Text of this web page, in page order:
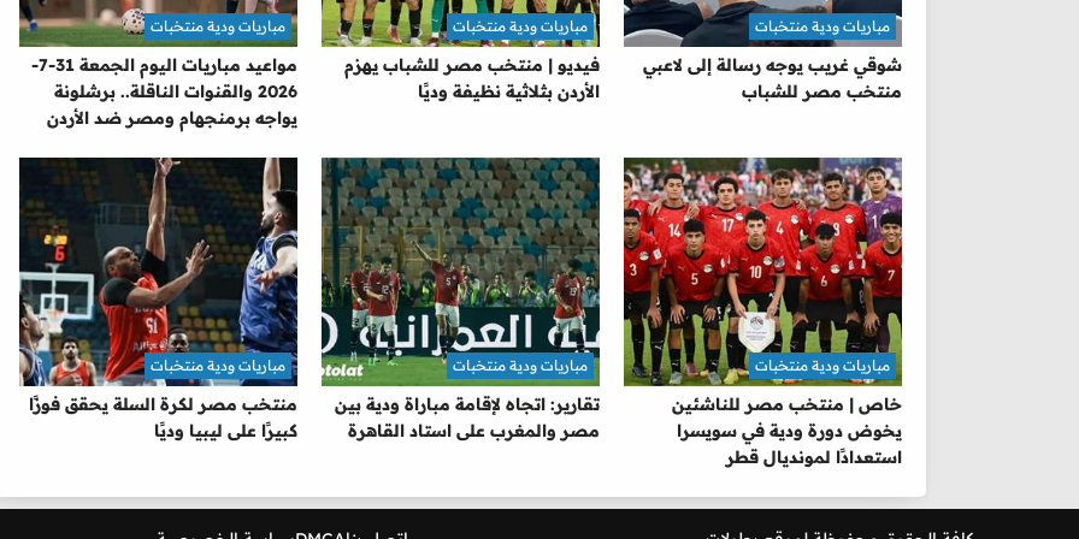
شوقي غريب يوجه رسالة إلى لاعبي
منتخب مصر للشباب
مباريات ودية منتخبات
فيديو | منتخب مصر للشباب يهزم
الأردن بثلاثية نظيفة وديًا
مباريات ودية منتخبات
مواعيد مباريات اليوم الجمعة 31-7-
2026 والقنوات الناقلة.. برشلونة
يواجه برمنجهام ومصر ضد الأردن
مباريات ودية منتخبات
خاص | منتخب مصر للناشئين
يخوض دورة ودية في سويسرا
استعدادًا لمونديال قطر
مباريات ودية منتخبات
تقارير: اتجاه لإقامة مباراة ودية بين
مصر والمغرب على استاد القاهرة
مباريات ودية منتخبات
منتخب مصر لكرة السلة يحقق فوزًا
كبيرًا على ليبيا وديًا
مباريات ودية منتخبات